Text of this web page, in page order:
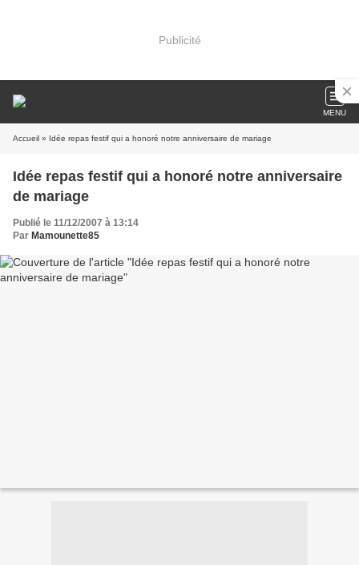
Publicité
MENU
Accueil » Idée repas festif qui a honoré notre anniversaire de mariage
Idée repas festif qui a honoré notre anniversaire
de mariage
Publié le 11/12/2007 à 13:14
Par Mamounette85